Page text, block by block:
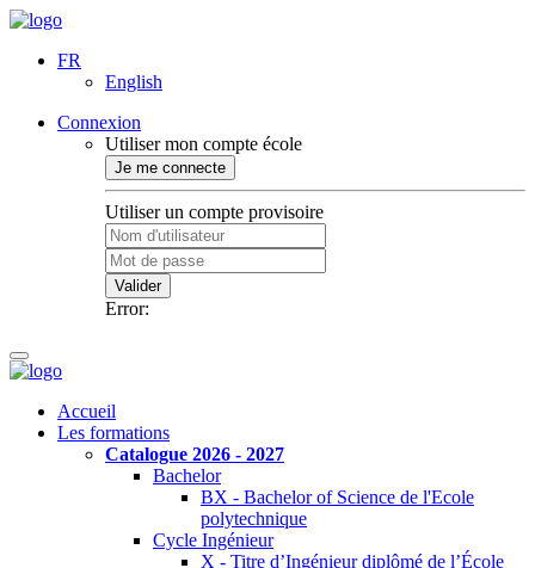
FR
English
Connexion
Utiliser mon compte école
Je me connecte
Utiliser un compte provisoire
Valider
Error:
Accueil
Les formations
Catalogue 2026 - 2027
Bachelor
BX - Bachelor of Science de l'Ecole
polytechnique
Cycle Ingénieur
X - Titre d’Ingénieur diplômé de l’École